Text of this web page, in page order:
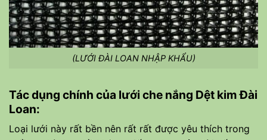
(LƯỚI ĐÀI LOAN NHẬP KHẨU)
Tác dụng chính của lưới che nắng Dệt kim Đài
Loan:
Loại lưới này rất bền nên rất rất được yêu thích trong